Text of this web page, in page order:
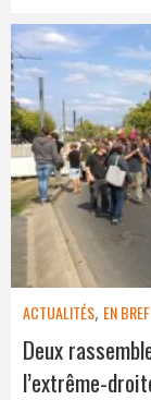
ACTUALITÉS, EN BREF
Deux
l’extrême-